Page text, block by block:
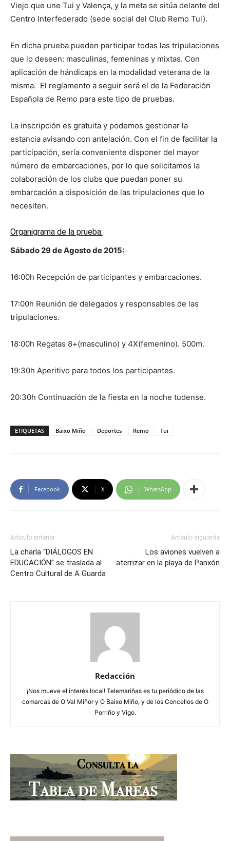
Viejo que une Tui y Valença, y la meta se sitúa delante del
Centro Interfederado (sede social del Club Remo Tui).
En dicha prueba pueden participar todas las tripulaciones
que lo deseen: masculinas, femeninas y mixtas. Con
aplicación de hándicaps en la modalidad veterana de la
misma. El reglamento a seguir será el de la Federación
Española de Remo para este tipo de pruebas.
La inscripción es gratuita y podemos gestionar la
estancia avisando con antelación. Con el fin de facilitar la
participación, sería conveniente disponer del mayor
número de embarcaciones, por lo que solicitamos la
colaboración de los clubs que puedan poner su
embarcación a disposición de las tripulaciones que lo
necesiten.
Organigrama de la prueba:
Sábado 29 de Agosto de 2015:
16:00h Recepción de participantes y embarcaciones.
17:00h Reunión de delegados y responsables de las
tripulaciones.
18:00h Regatas 8+(masculino) y 4X(femenino). 500m.
19:30h Aperitivo para todos los participantes.
20:30h Continuación de la fiesta en la noche tudense.
ETIQUETAS Baixo Miño Deportes Remo Tui
Facebook X WhatsApp
Artículo anterior
La charla “DIÁLOGOS EN
EDUCACIÓN” se traslada al
Centro Cultural de A Guarda
Artículo siguiente
Los aviones vuelven a
aterrizar en la playa de Panxón
Redacción
¡Nos mueve el interés local! Telemariñas es tu periódico de las
comarcas de O Val Miñor y O Baixo Miño, y de los Concellos de O
Porriño y Vigo.